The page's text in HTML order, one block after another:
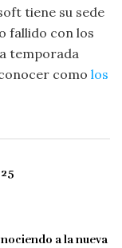
tiene su sede
fallido con los
temporada
como los
a la nueva